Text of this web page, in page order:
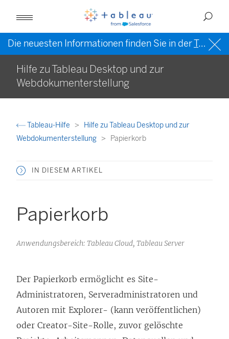
Die neuesten Informationen finden Sie in derTableau-Hilfe in englischer Sprache (US)
Hilfe zu Tableau Desktop und zur
Webdokumenterstellung
Tableau-Hilfe
Hilfe zu Tableau Desktop und zur
Webdokumenterstellung
Papierkorb
IN DIESEM ARTIKEL
Papierkorb
Anwendungsbereich: Tableau Cloud, Tableau Server
Der Papierkorb ermöglicht es Site-
Administratoren, Serveradministratoren und
Autoren mit Explorer- (kann veröffentlichen)
oder Creator-Site-Rolle, zuvor gelöschte